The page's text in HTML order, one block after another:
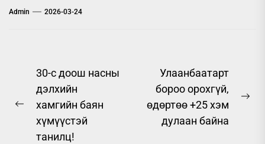
Admin 2026-03-24
Post
navigation
Previous
post:
30-с доош насны
дэлхийн
хамгийн баян
хүмүүстэй
танилц!
Улаанбаатарт
бороо орохгүй,
өдөртөө +25 хэм
дулаан байна